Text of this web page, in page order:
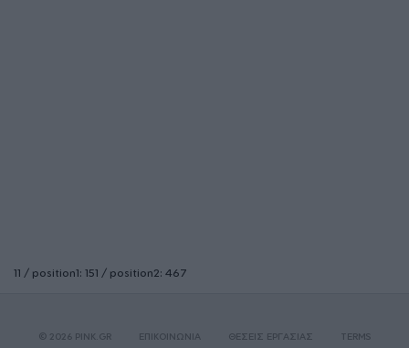
11 / position1: 151 / position2: 467
© 2026 PINK.GR ΕΠΙΚΟΙΝΩΝΙΑ ΘΕΣΕΙΣ ΕΡΓΑΣΙΑΣ TERMS